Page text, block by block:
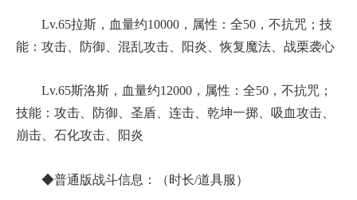
Lv.65拉斯，血量约10000，属性：全50，不抗咒；技
能：攻击、防御、混乱攻击、阳炎、恢复魔法、战栗袭心
Lv.65斯洛斯，血量约12000，属性：全50，不抗咒；
技能：攻击、防御、圣盾、连击、乾坤一掷、吸血攻击、
崩击、石化攻击、阳炎
◆普通版战斗信息：（时长/道具服）